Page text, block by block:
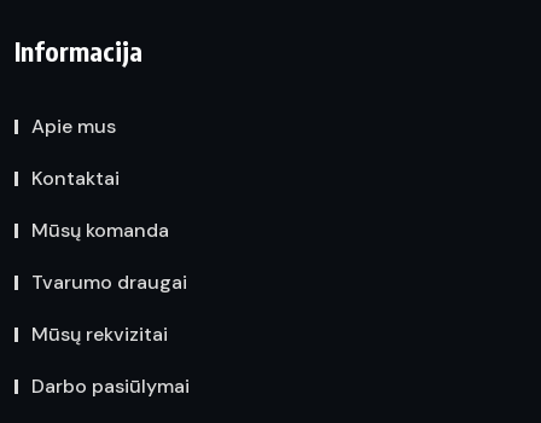
Informacija
Apie mus
Kontaktai
Mūsų komanda
Tvarumo draugai
Mūsų rekvizitai
Darbo pasiūlymai